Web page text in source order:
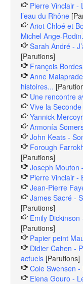
Pierre Vinclair -
l’eau du Rhône
Ariot Chloé et
Michel Ange-
Sarah André -
[Parutions]
François
Anne
histoires...
Une rencontre
Vive la
Yannick
Armonía
John Keats -
Forough
[Parutions]
Joseph Mouton
Pierre Vinclair -
Jean-Pierre
James Sacré -
[Parutions]
Emily
[Parutions]
Papier peint
Didier Cahen -
actuels [Parutions]
Cole Swensen -
Elena Gouro -